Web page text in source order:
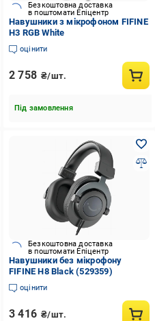
Безкоштовна доставка
в поштомати Епіцентр
Навушники з мікрофоном FIFINE
H3 RGB White
оцінити
2 758 ₴/шт.
Під замовлення
Безкоштовна доставка
в поштомати Епіцентр
Навушники без мікрофону
FIFINE H8 Black (529359)
оцінити
3 416 ₴/шт.